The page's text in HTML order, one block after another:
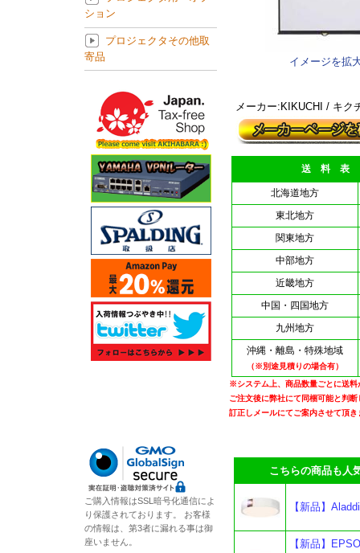
イメージを拡
メーカー:KIKUCHI / キク
送 料 表
北海道地方
東北地方
関東地方
中部地方
近畿地方
中国・四国地方
九州地方
沖縄・離島・特殊地域
（※別途見積りの場合有）
※システム上、商品数量ごとに送料
ご注文後に弊社にて同梱可能と判
訂正しメールにてご案内させて頂き
こちらの商品も人気
【新品】
【新品】
ション
プロジェクタその他取
寄品
ご購入情報はSSL暗号化通信によ
り保護されております。 お客様
の情報は、第3者に漏れる事は御
座いません。